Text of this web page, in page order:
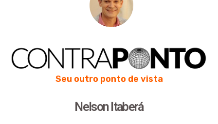
Seu outro ponto de vista
Nelson Itaberá